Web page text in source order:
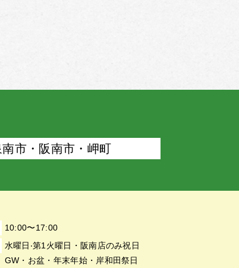
市・阪南市・岬町
10:00〜17:00
⽔曜⽇‧第1⽕曜⽇・阪南店のみ祝日
GW・お盆・年末年始・岸和田祭日